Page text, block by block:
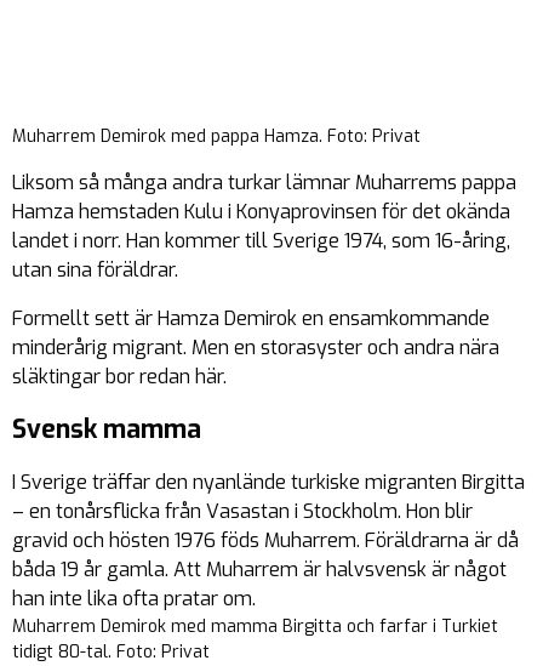
Muharrem Demirok med pappa Hamza. Foto: Privat
Liksom så många andra turkar lämnar Muharrems pappa
Hamza hemstaden Kulu i Konyaprovinsen för det okända
landet i norr. Han kommer till Sverige 1974, som 16-åring,
utan sina föräldrar.
Formellt sett är Hamza Demirok en ensamkommande
minderårig migrant. Men en storasyster och andra nära
släktingar bor redan här.
Svensk mamma
I Sverige träffar den nyanlände turkiske migranten Birgitta
– en tonårsflicka från Vasastan i Stockholm. Hon blir
gravid och hösten 1976 föds Muharrem. Föräldrarna är då
båda 19 år gamla. Att Muharrem är halvsvensk är något
han inte lika ofta pratar om.
Muharrem Demirok med mamma Birgitta och farfar i Turkiet
tidigt 80-tal. Foto: Privat